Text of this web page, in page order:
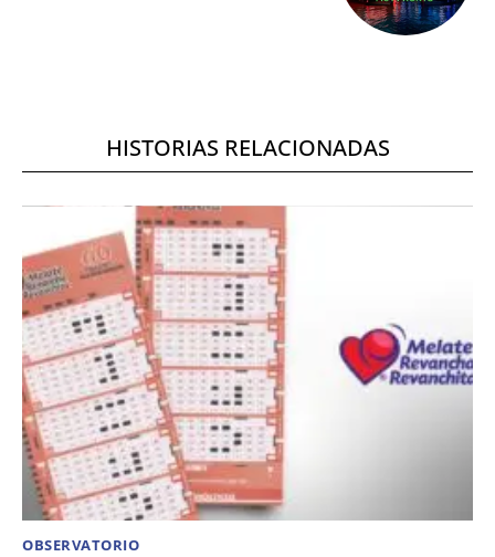
HISTORIAS RELACIONADAS
OBSERVATORIO